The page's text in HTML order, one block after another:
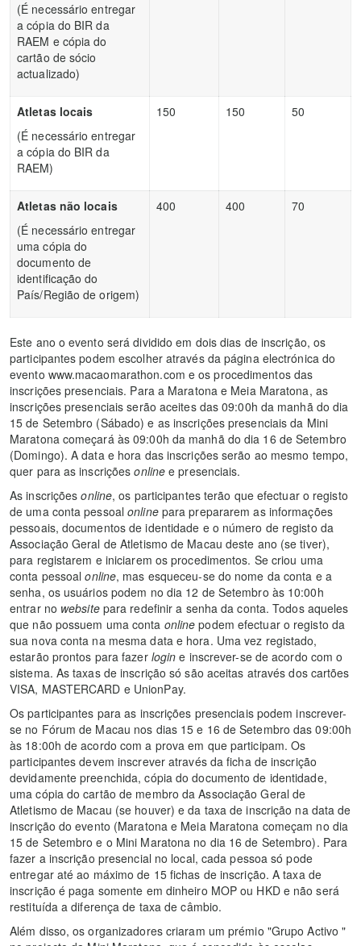
(É necessário entregar
a cópia do BIR da
RAEM e cópia do
cartão de sócio
actualizado)
Atletas locais
(É necessário entregar
a cópia do BIR da
RAEM)
150 150 50
Atletas não locais
(É necessário entregar
uma cópia do
documento de
identificação do
País/Região de origem)
400 400 70
Este ano o evento será dividido em dois dias de inscrição, os
participantes podem escolher através da página electrónica do
evento www.macaomarathon.com e os procedimentos das
inscrições presenciais. Para a Maratona e Meia Maratona, as
inscrições presenciais serão aceites das 09:00h da manhã do dia
15 de Setembro (Sábado) e as inscrições presenciais da Mini
Maratona começará às 09:00h da manhã do dia 16 de Setembro
(Domingo). A data e hora das inscrições serão ao mesmo tempo,
quer para as inscriçõesonline e presenciais.
As inscriçõesonline, os participantes terão que efectuar o registo
de uma conta pessoalonline para prepararem as informações
pessoais, documentos de identidade e o número de registo da
Associação Geral de Atletismo de Macau deste ano (se tiver),
para registarem e iniciarem os procedimentos. Se criou uma
conta pessoalonline, mas esqueceu-se do nome da conta e a
senha, os usuários podem no dia 12 de Setembro às 10:00h
entrar no website para redefinir a senha da conta. Todos aqueles
que não possuem uma conta onlinepodem efectuar o registo da
sua nova conta na mesma data e hora. Uma vez registado,
estarão prontos para fazer login e inscrever-se de acordo com o
sistema. As taxas de inscrição só são aceitas através dos cartões
VISA, MASTERCARD e UnionPay.
Os participantes para as inscrições presenciais podem inscrever-
se no Fórum de Macau nos dias 15 e 16 de Setembro das 09:00h
às 18:00h de acordo com a prova em que participam. Os
participantes devem inscrever através da ficha de inscrição
devidamente preenchida, cópia do documento de identidade,
uma cópia do cartão de membro da Associação Geral de
Atletismo de Macau (se houver) e da taxa de inscrição na data de
inscrição do evento (Maratona e Meia Maratona começam no dia
15 de Setembro e o Mini Maratona no dia 16 de Setembro). Para
fazer a inscrição presencial no local, cada pessoa só pode
entregar até ao máximo de 15 fichas de inscrição. A taxa de
inscrição é paga somente em dinheiro MOP ou HKD e não será
restituída a diferença de taxa de câmbio.
Além disso, os organizadores criaram um prémio "Grupo Activo "